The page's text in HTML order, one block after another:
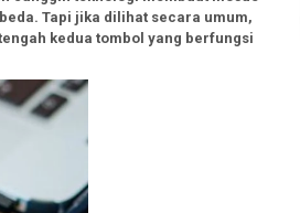
Tapi jika dilihat secara umum,
kedua tombol yang berfungsi